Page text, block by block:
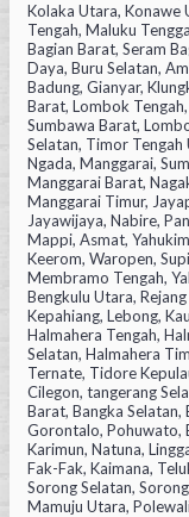
Kolaka Utara, Konawe
Tengah, Maluku
Bagian Barat, Seram
Daya, Buru Selatan,
Badung, Gianyar,
Barat, Lombok
Sumbawa Barat,
Selatan, Timor Tengah
Ngada, Manggarai,
Manggarai Barat,
Manggarai Timur,
Jayawijaya, Nabire,
Mappi, Asmat,
Keerom, Waropen,
Membramo Tengah,
Bengkulu Utara,
Kepahiang, Lebong,
Halmahera Tengah,
Selatan, Halmahera
Ternate, Tidore
Cilegon, tangerang
Barat, Bangka
Gorontalo, Pohuwato,
Karimun, Natuna,
Fak-Fak, Kaimana,
Sorong Selatan,
Mamuju Utara,